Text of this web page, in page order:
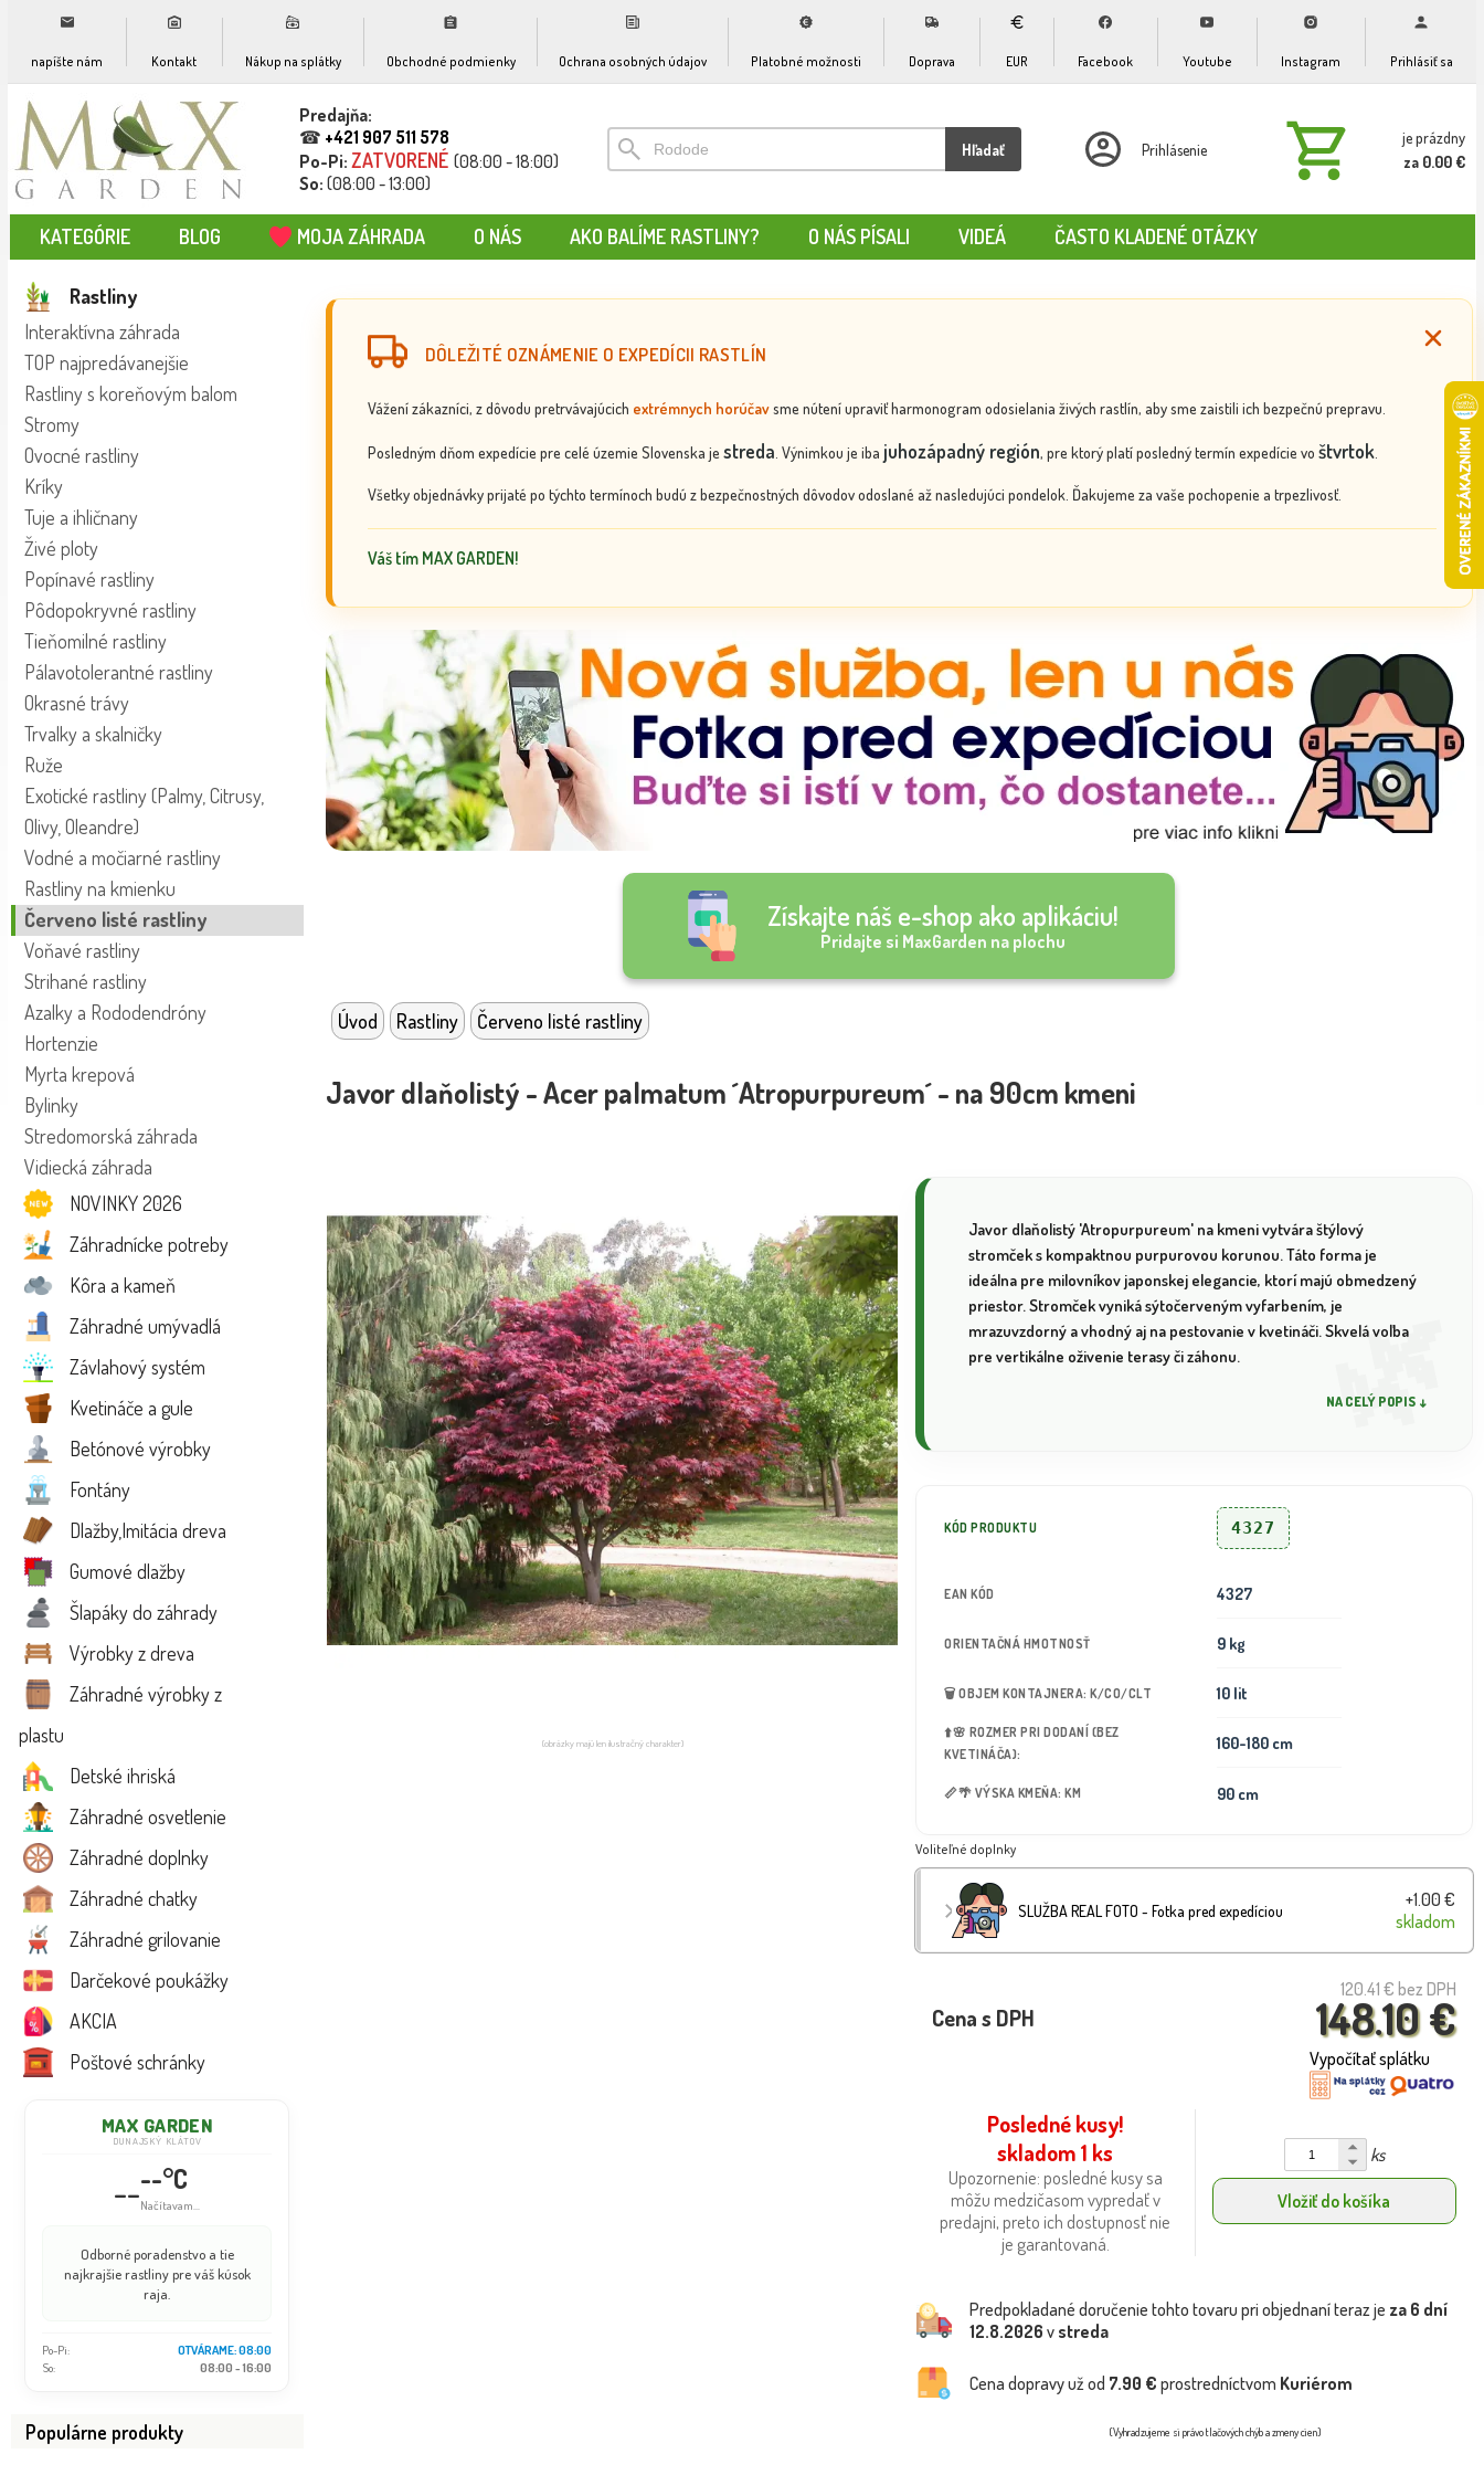
napíšte nám Kontakt Nákup na splátky Obchodné podmienky Ochrana osobných údajov Platobné možnosti Doprava EUR Facebook Youtube Instagram Prihlásiť sa
Predajňa:
☎ +421 907 511 578
Po-Pi: ZATVORENÉ (08:00 - 18:00)
So: (08:00 - 13:00)
Hľadať Prihlásenie
je prázdny
za 0.00 €
KATEGÓRIE BLOG MOJA ZÁHRADA O NÁS AKO BALÍME RASTLINY? O NÁS PÍSALI VIDEÁ ČASTO KLADENÉ OTÁZKY
Rastliny
Interaktívna záhrada
TOP najpredávanejšie
Rastliny s koreňovým balom
Stromy
Ovocné rastliny
Kríky
Tuje a ihličnany
Živé ploty
Popínavé rastliny
Pôdopokryvné rastliny
Tieňomilné rastliny
Pálavotolerantné rastliny
Okrasné trávy
Trvalky a skalničky
Ruže
Exotické rastliny (Palmy, Citrusy,
Olivy, Oleandre)
Vodné a močiarné rastliny
Rastliny na kmienku
Červeno listé rastliny
Voňavé rastliny
Strihané rastliny
Azalky a Rododendróny
Hortenzie
Myrta krepová
Bylinky
Stredomorská záhrada
Vidiecká záhrada
NOVINKY 2026
Záhradnícke potreby
Kôra a kameň
Záhradné umývadlá
Závlahový systém
Kvetináče a gule
Betónové výrobky
Fontány
Dlažby,Imitácia dreva
Gumové dlažby
Šlapáky do záhrady
Výrobky z dreva
Záhradné výrobky z
plastu
Detské ihriská
Záhradné osvetlenie
Záhradné doplnky
Záhradné chatky
Záhradné grilovanie
Darčekové poukážky
AKCIA
Poštové schránky
MAX GARDEN
DUNAJSKÝ KLÁTOV
----°C
Načítavam...
Odborné poradenstvo a tie
najkrajšie rastliny pre váš kúsok
raja.
Po-Pi:
OTVÁRAME: 08:00
So:
08:00 - 16:00
Populárne produkty
DÔLEŽITÉ OZNÁMENIE O EXPEDÍCII RASTLÍN
Vážení zákazníci, z dôvodu pretrvávajúcich extrémnych horúčavsme nútení upraviť harmonogram odosielania živých rastlín, aby sme zaistili ich bezpečnú prepravu.
Posledným dňom expedície pre celé územie Slovenska je streda . Výnimkou je iba juhozápadný región, pre ktorý platí posledný termín expedície vo štvrtok.
Všetky objednávky prijaté po týchto termínoch budú z bezpečnostných dôvodov odoslané až nasledujúci pondelok. Ďakujeme za vaše pochopenie a trpezlivosť.
Váš tím MAX GARDEN!
Získajte náš e-shop ako aplikáciu!
Pridajte si MaxGarden na plochu
Úvod Rastliny Červeno listé rastliny
Javor dlaňolistý - Acer palmatum ´Atropurpureum´ - na 90cm kmeni
(obrázky majú len ilustračný charakter)
Javor dlaňolistý 'Atropurpureum' na kmeni vytvára štýlový
stromček s kompaktnou purpurovou korunou. Táto forma je
ideálna pre milovníkov japonskej elegancie, ktorí majú obmedzený
priestor. Stromček vyniká sýtočerveným vyfarbením, je
mrazuvzdorný a vhodný aj na pestovanie v kvetináči. Skvelá voľba
pre vertikálne oživenie terasy či záhonu.
NA CELÝ POPIS ↓
KÓD PRODUKTU 4327
EAN KÓD 4327
ORIENTAČNÁ HMOTNOSŤ 9 kg
🗑️ OBJEM KONTAJNERA: K/CO/CLT 10 lit
⬆️🌸 ROZMER PRI DODANÍ (BEZ
KVETINÁČA):
160-180 cm
📏🌴 VÝSKA KMEŇA: KM 90 cm
Voliteľné doplnky
SLUŽBA REAL FOTO - Fotka pred expedíciou
+1.00 €
skladom
120.41 € bez DPH
148.10 €
Cena s DPH
Vypočítať splátku
Posledné kusy!
skladom 1 ks
Upozornenie: posledné kusy sa
môžu medzičasom vypredať v
predajni, preto ich dostupnosť nie
je garantovaná.
ks
Vložiť do košíka
Predpokladané doručenie tohto tovaru pri objednaní teraz je za 6 dní
12.8.2026 v streda
Cena dopravy už od 7.90 € prostredníctvom Kuriérom
(Vyhradzujeme si právo tlačových chýb a zmeny cien)